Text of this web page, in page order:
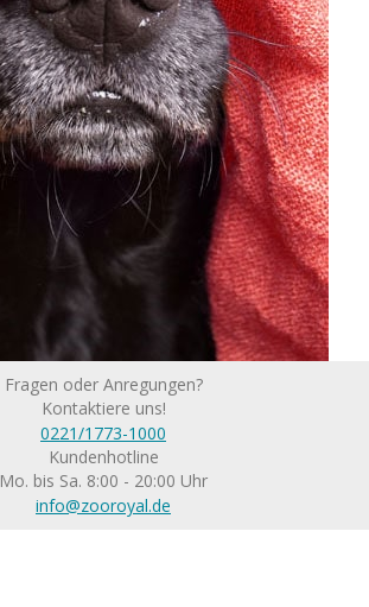
Fragen oder Anregungen?
Kontaktiere uns!
0221/1773-1000
Kundenhotline
Mo. bis Sa. 8:00 - 20:00 Uhr
info@zooroyal.de